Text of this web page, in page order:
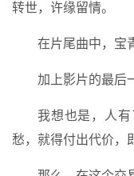
转世，许缘留情。
在片尾曲中，宝
加上影片的最后
我想也是，人
愁，就得付出代价，